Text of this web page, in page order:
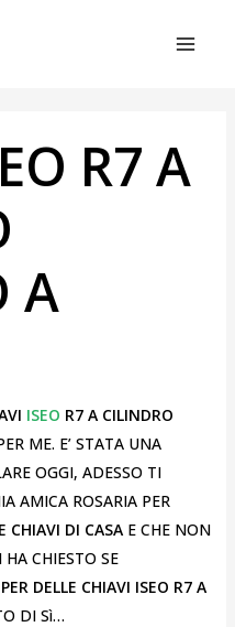
R7 A
A
ISEO R7 A CILINDRO
ME. E’ STATA UNA
OGGI, ADESSO TI
AMICA ROSARIA PER
CHIAVI DI CASAE CHE NON
CHIESTO SE
DELLE CHIAVI ISEO R7 A
DI Sì…